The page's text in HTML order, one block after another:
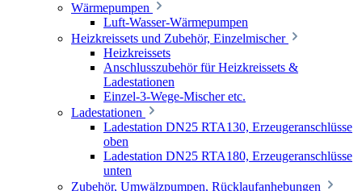
Wärmepumpen
Luft-Wasser-Wärmepumpen
Heizkreissets und Zubehör, Einzelmischer
Heizkreissets
Anschlusszubehör für Heizkreissets &
Ladestationen
Einzel-3-Wege-Mischer etc.
Ladestationen
Ladestation DN25 RTA130, Erzeugeranschlüsse
oben
Ladestation DN25 RTA180, Erzeugeranschlüsse
unten
Zubehör, Umwälzpumpen, Rücklaufanhebungen